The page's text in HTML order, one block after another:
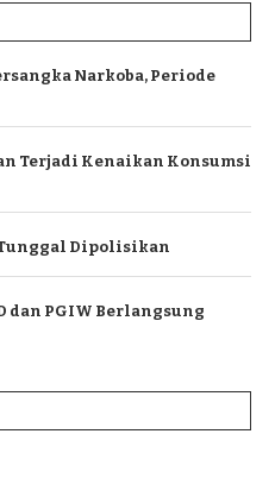
Narkoba, Periode
Terjadi Kenaikan Konsumsi
Dipolisikan
dan PGIW Berlangsung